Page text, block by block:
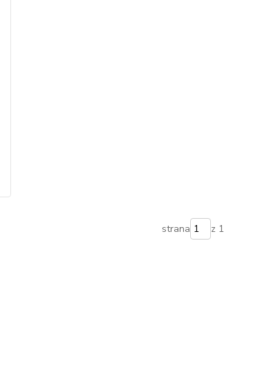
strana z 1